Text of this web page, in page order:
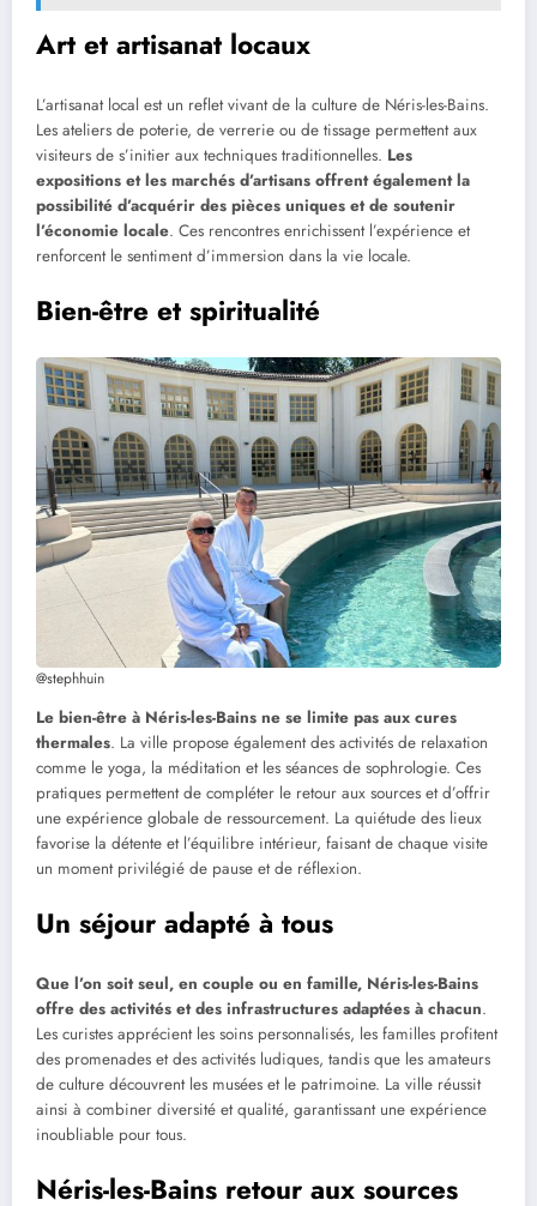
Art et artisanat locaux
L’artisanat local est un reflet vivant de la culture de Néris-les-Bains.
Les ateliers de poterie, de verrerie ou de tissage permettent aux
visiteurs de s’initier aux techniques traditionnelles. Les
expositions et les marchés d’artisans offrent également la
possibilité d’acquérir des pièces uniques et de soutenir
l’économie locale. Ces rencontres enrichissent l’expérience et
renforcent le sentiment d’immersion dans la vie locale.
Bien-être et spiritualité
@stephhuin
Le bien-être à Néris-les-Bains ne se limite pas aux cures
thermales. La ville propose également des activités de relaxation
comme le yoga, la méditation et les séances de sophrologie. Ces
pratiques permettent de compléter le retour aux sources et d’offrir
une expérience globale de ressourcement. La quiétude des lieux
favorise la détente et l’équilibre intérieur, faisant de chaque visite
un moment privilégié de pause et de réflexion.
Un séjour adapté à tous
Que l’on soit seul, en couple ou en famille, Néris-les-Bains
offre des activités et des infrastructures adaptées à chacun.
Les curistes apprécient les soins personnalisés, les familles profitent
des promenades et des activités ludiques, tandis que les amateurs
de culture découvrent les musées et le patrimoine. La ville réussit
ainsi à combiner diversité et qualité, garantissant une expérience
inoubliable pour tous.
Néris-les-Bains retour aux sources